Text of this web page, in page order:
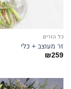
כל הזרים
זר מעוצב + כלי
₪259